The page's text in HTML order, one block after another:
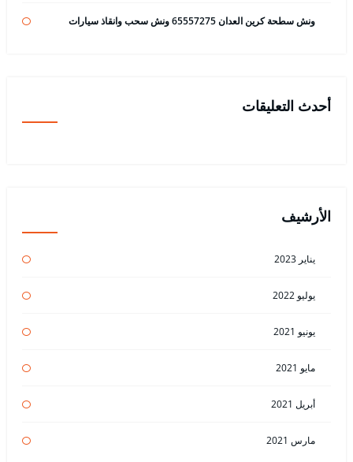
ونش سطحة كرين العدان 65557275 ونش سحب وانقاذ سيارات
أحدث التعليقات
الأرشيف
يناير 2023
يوليو 2022
يونيو 2021
مايو 2021
أبريل 2021
مارس 2021